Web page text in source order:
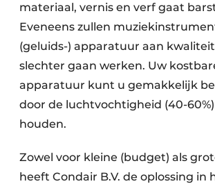
materiaal, vernis en verf gaat
Eveneens zullen
(geluids-) apparatuur aan
slechter gaan werken. Uw
apparatuur kunt u gemakkelijk
door de luchtvochtigheid (40-
houden.
Zowel voor kleine (budget) als
heeft Condair B.V. de oplossing in